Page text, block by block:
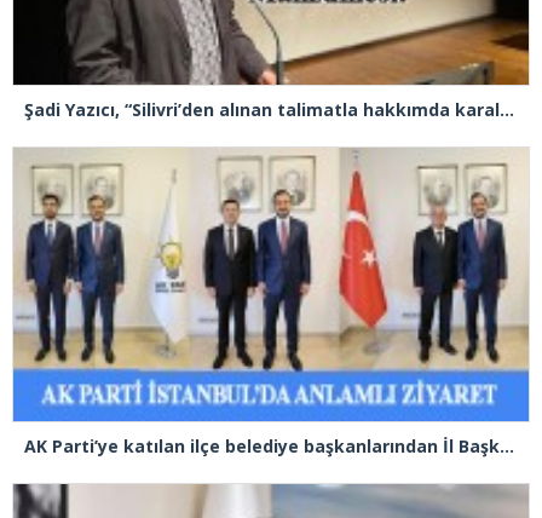
Şadi Yazıcı, “Silivri’den alınan talimatla hakkımda karalama kampanyası yürütülüyor”
AK Parti’ye katılan ilçe belediye başkanlarından İl Başkanı Özdemir’e ziyaret